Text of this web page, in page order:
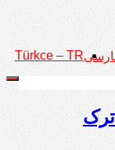
Türkce – TR
ترک